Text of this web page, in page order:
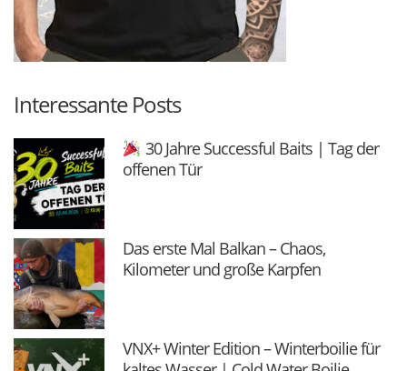
Interessante Posts
30 Jahre Successful Baits | Tag der
offenen Tür
Das erste Mal Balkan – Chaos,
Kilometer und große Karpfen
VNX+ Winter Edition – Winterboilie für